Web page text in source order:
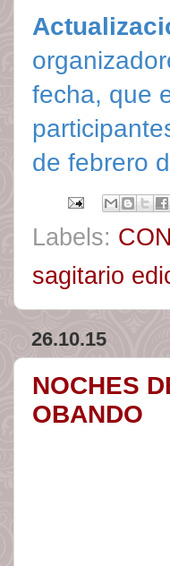
fecha, que
de febrero
Labels:
sagitario
26.10.15
NOCHES
OBANDO